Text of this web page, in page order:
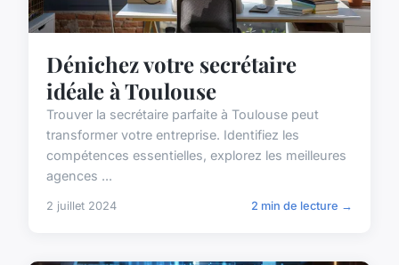
Dénichez votre secrétaire
idéale à Toulouse
Trouver la secrétaire parfaite à Toulouse peut
transformer votre entreprise. Identifiez les
compétences essentielles, explorez les meilleures
agences ...
2 juillet 2024 2 min de lecture →